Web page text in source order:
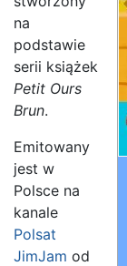
na
podstawie
serii książek
Petit Ours
Brun.
Emitowany
jest w
Polsce na
kanale
Polsat
JimJam od